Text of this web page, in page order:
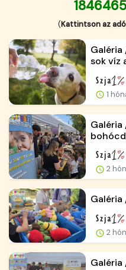
(Kattintson az
Galéria
sok víz
1
Galéria
2
Galéria
2
Galéria